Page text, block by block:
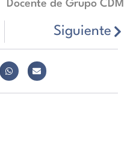
Docente de Grupo CDM
Siguiente